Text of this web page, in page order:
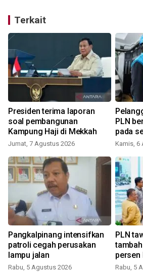
Terkait
Presiden terima laporan
soal pembangunan
Kampung Haji di Mekkah
Jumat, 7 Agustus 2026
PLN
pada
Kamis, 6
Pangkalpinang intensifkan
patroli cegah perusakan
lampu jalan
Rabu, 5 Agustus 2026
PLN
persen
GIIAS
Rabu, 5